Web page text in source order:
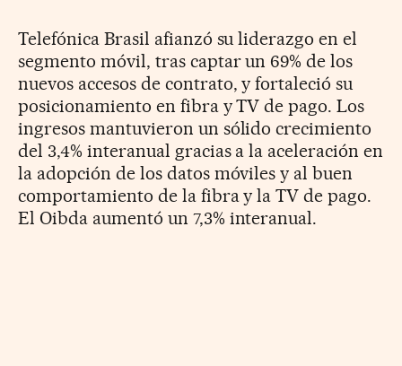
Telefónica Brasil afianzó su liderazgo en el
segmento móvil, tras captar un 69% de los
nuevos accesos de contrato, y fortaleció su
posicionamiento en fibra y TV de pago. Los
ingresos mantuvieron un sólido crecimiento
del 3,4% interanual gracias a la aceleración en
la adopción de los datos móviles y al buen
comportamiento de la fibra y la TV de pago.
El Oibda aumentó un 7,3% interanual.